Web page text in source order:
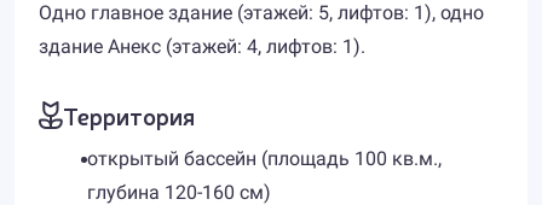
Одно главное здание (этажей: 5, лифтов: 1), одно
здание Анекс (этажей: 4, лифтов: 1).
Территория
открытый бассейн (площадь 100 кв.м.,
глубина 120-160 см)